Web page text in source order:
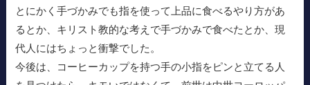
とにかく手づかみでも指を使って上品に食べるやり方があ
るとか、キリスト教的な考えで手づかみで食べたとか、現
代人にはちょっと衝撃でした。
今後は、コーヒーカップを持つ手の小指をピンと立てる人